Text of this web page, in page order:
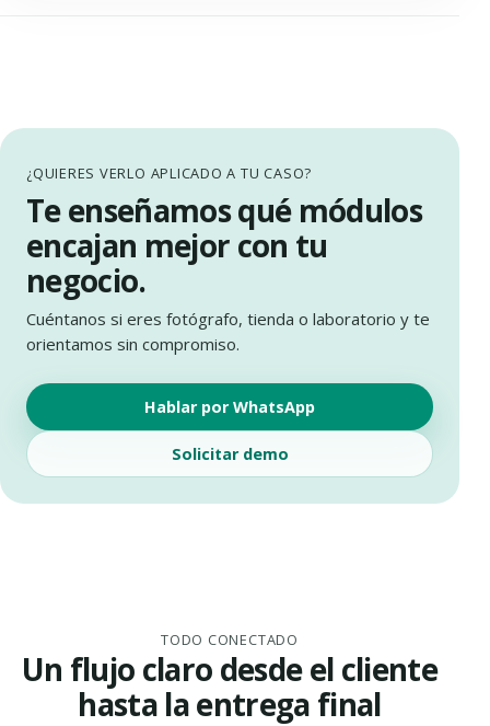
¿QUIERES VERLO APLICADO A TU CASO?
Te enseñamos qué módulos
encajan mejor con tu
negocio.
Cuéntanos si eres fotógrafo, tienda o laboratorio y te
orientamos sin compromiso.
Hablar por WhatsApp
Solicitar demo
TODO CONECTADO
Un flujo claro desde el cliente
hasta la entrega final